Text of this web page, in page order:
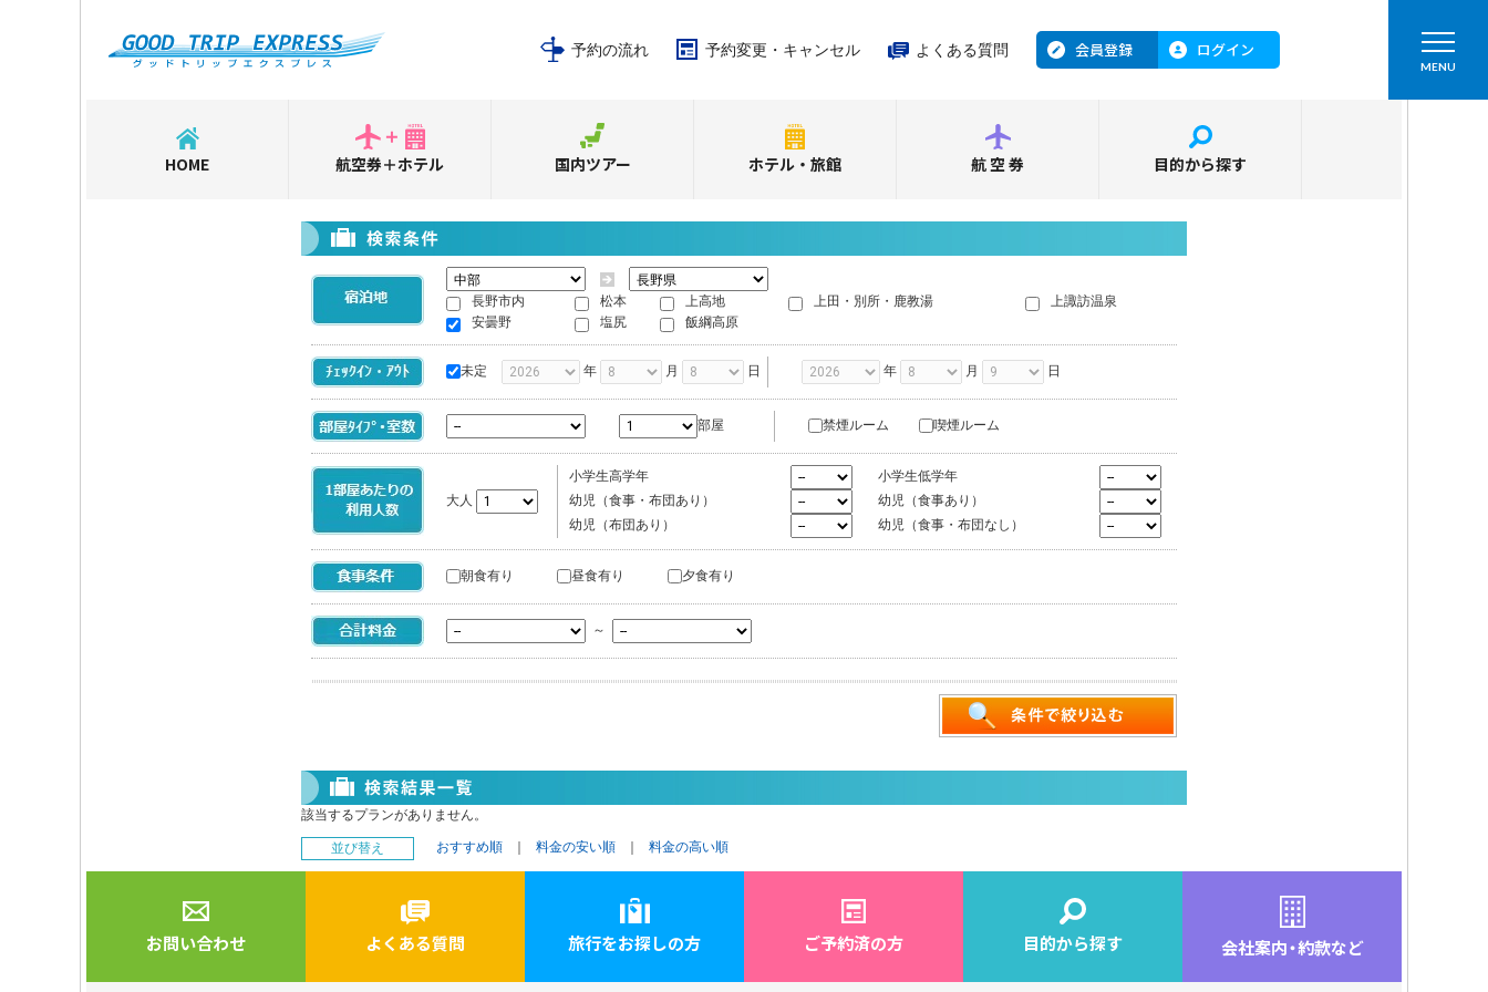
予約の流れ 予約変更・キャンセル よくある質問 会員登録 ログイン
MENU
HOME 航空券＋ホテル 国内ツアー ホテル・旅館 航空券 目的から探す
長野市内 松本 上高地 上田・別所・鹿教湯
上諏訪温泉
安曇野
塩尻 飯綱高原
未定 年 月 日 年 月 日
部屋 禁煙ルーム 喫煙ルーム
大人
小学生高学年
小学生低学年
幼児（食事・布団あり）
幼児（食事あり）
幼児（布団あり）
幼児（食事・布団なし）
朝食有り 昼食有り 夕食有り
～
該当するプランがありません。
並び替え おすすめ順 料金の安い順 料金の高い順
お問い合わせ よくある質問 旅行をお探しの方 ご予約済の方 目的から探す 会社案内・約款など